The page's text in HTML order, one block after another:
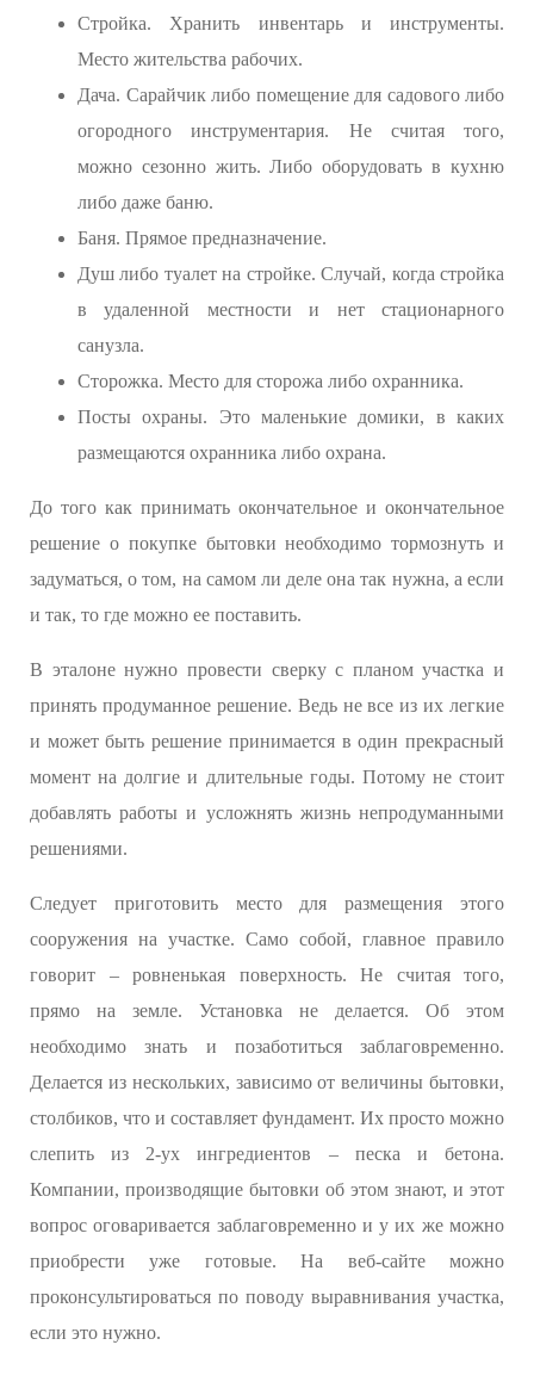
Стройка. Хранить инвентарь и инструменты.
Место жительства рабочих.
Дача. Сарайчик либо помещение для садового либо
огородного инструментария. Не считая того,
можно сезонно жить. Либо оборудовать в кухню
либо даже баню.
Баня. Прямое предназначение.
Душ либо туалет на стройке. Случай, когда стройка
в удаленной местности и нет стационарного
санузла.
Сторожка. Место для сторожа либо охранника.
Посты охраны. Это маленькие домики, в каких
размещаются охранника либо охрана.
До того как принимать окончательное и окончательное
решение о покупке бытовки необходимо тормознуть и
задуматься, о том, на самом ли деле она так нужна, а если
и так, то где можно ее поставить.
В эталоне нужно провести сверку с планом участка и
принять продуманное решение. Ведь не все из их легкие
и может быть решение принимается в один прекрасный
момент на долгие и длительные годы. Потому не стоит
добавлять работы и усложнять жизнь непродуманными
решениями.
Следует приготовить место для размещения этого
сооружения на участке. Само собой, главное правило
говорит – ровненькая поверхность. Не считая того,
прямо на земле. Установка не делается. Об этом
необходимо знать и позаботиться заблаговременно.
Делается из нескольких, зависимо от величины бытовки,
столбиков, что и составляет фундамент. Их просто можно
слепить из 2-ух ингредиентов – песка и бетона.
Компании, производящие бытовки об этом знают, и этот
вопрос оговаривается заблаговременно и у их же можно
приобрести уже готовые. На веб-сайте можно
проконсультироваться по поводу выравнивания участка,
если это нужно.